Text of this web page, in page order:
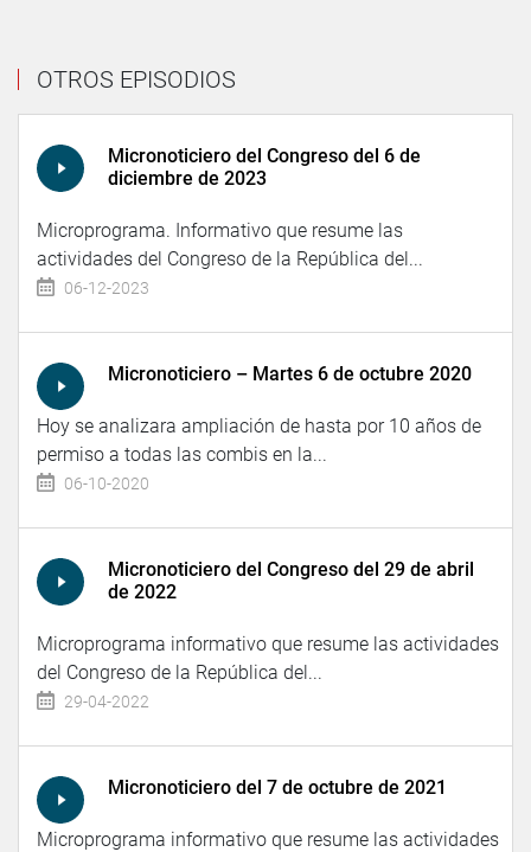
OTROS EPISODIOS
Micronoticiero del Congreso del 6 de
diciembre de 2023
Microprograma. Informativo que resume las
actividades del Congreso de la República del...
06-12-2023
Micronoticiero – Martes 6 de octubre 2020
Hoy se analizara ampliación de hasta por 10 años de
permiso a todas las combis en la...
06-10-2020
Micronoticiero del Congreso del 29 de abril
de 2022
Microprograma informativo que resume las actividades
del Congreso de la República del...
29-04-2022
Micronoticiero del 7 de octubre de 2021
Microprograma informativo que resume las actividades